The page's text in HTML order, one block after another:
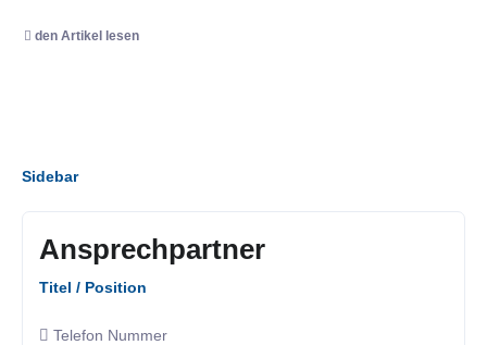
den Artikel lesen
Sidebar
Ansprechpartner
Titel / Position
Telefon Nummer